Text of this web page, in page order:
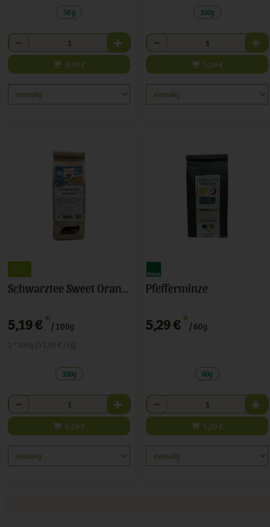
50 g
Anzahl
4,99 €
100g
Anzahl
5,19 €
Schwarztee Sweet Orange
5,19 € */ 100g
100g
Anzahl
5,19 €
Pfefferminze
5,29 € */ 60g
60g
Anzahl
5,29 €